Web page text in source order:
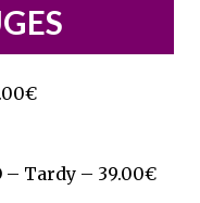
– Tardy – 39.00€